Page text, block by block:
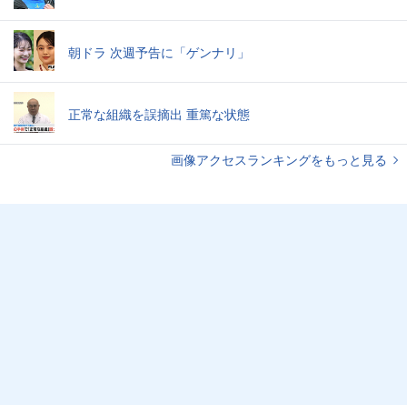
朝ドラ 次週予告に「ゲンナリ」
正常な組織を誤摘出 重篤な状態
画像アクセスランキングをもっと見る